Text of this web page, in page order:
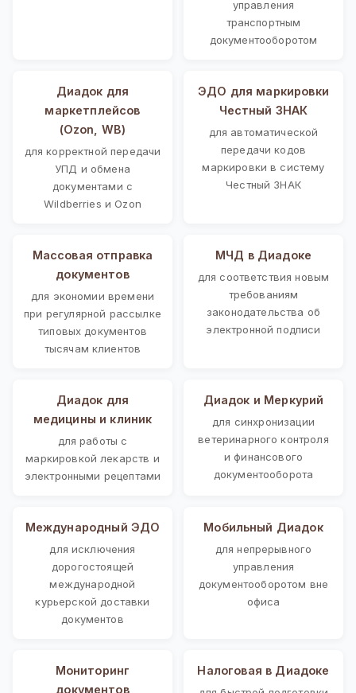
управления
транспортным
документооборотом
Диадок для
маркетплейсов
(Ozon, WB)
для корректной передачи
УПД и обмена
документами с
Wildberries и Ozon
ЭДО для маркировки
Честный ЗНАК
для автоматической
передачи кодов
маркировки в систему
Честный ЗНАК
Массовая отправка
документов
для экономии времени
при регулярной рассылке
типовых документов
тысячам клиентов
МЧД в Диадоке
для соответствия новым
требованиям
законодательства об
электронной подписи
Диадок для
медицины и клиник
для работы с
маркировкой лекарств и
электронными рецептами
Диадок и Меркурий
для синхронизации
ветеринарного контроля
и финансового
документооборота
Международный ЭДО
для исключения
дорогостоящей
международной
курьерской доставки
документов
Мобильный Диадок
для непрерывного
управления
документооборотом вне
офиса
Мониторинг
документов
Налоговая в Диадоке